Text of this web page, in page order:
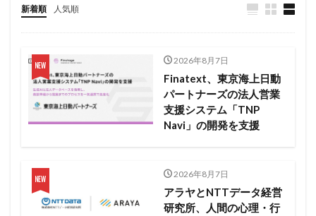
新着順 人気順
2026年8月7日
Finatext、東京海上日動
パートナーズの法人営業
支援システム「TNP
Navi」の開発を支援
2026年8月7日
アラヤとNTTデータ経営
研究所、人間の心理・行